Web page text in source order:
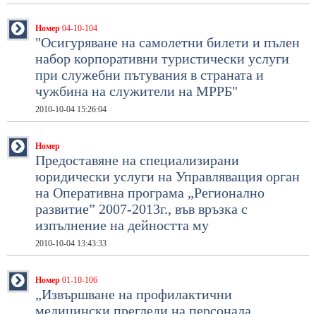
Номер 04-10-104
"Осигуряване на самолетни билети и пълен
набор корпоративни туристически услуги
при служебни пътувания в страната и
чужбина на служители на МРРБ"
2010-10-04 15:26:04
Номер
Предоставяне на специализирани
юридически услуги на Управляващия орган
на Оперативна програма „Регионално
развитие” 2007-2013г., във връзка с
изпълнение на дейността му
2010-10-04 13:43:33
Номер 01-10-106
„Извършване на профилактични
медицински прегледи на персонала,